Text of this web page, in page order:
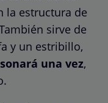
la estructura de
sirve de
y un estribillo,
una vez,